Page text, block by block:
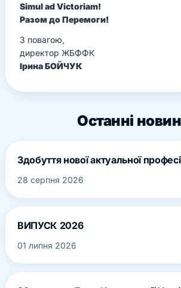
Simul ad Viсtoriam!
Разом до Перемоги!
З повагою,
директор ЖБФФК
Ірина БОЙЧУК
Останні
Здобуття нової актуальної
28 серпня 2026
ВИПУСК 2026
01 липня 2026